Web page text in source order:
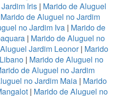
Iris| Marido de Aluguel
Marido de Aluguel no Jardim
no Jardim Iva | Marido de
| Marido de Aluguel no
Jardim Leonor| Marido
| Marido de Aluguel no
de Aluguel no Jardim
no Jardim Maia| Marido
| Marido de Aluguel no